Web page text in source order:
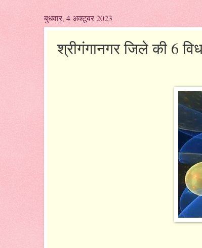
बुधवार, 4 अक्टूबर 2023
श्रीगंगानगर जिले की 6